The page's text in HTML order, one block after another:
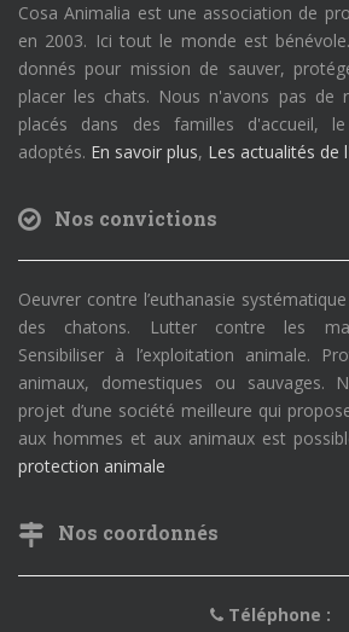
Cosa Animalia est une association de
en 2003. Ici tout le monde est
donnés pour mission de sauver,
placer les chats. Nous n'avons pas de
placés dans des familles d'accueil,
adoptés. En savoir plus, Les actualités de
Nos convictions
Oeuvrer contre l’euthanasie
des chatons. Lutter contre les
Sensibiliser à l’exploitation animale.
animaux, domestiques ou sauvages.
projet d’une société meilleure qui
aux hommes et aux animaux est
protection animale
Nos coordonnés
Téléphone :